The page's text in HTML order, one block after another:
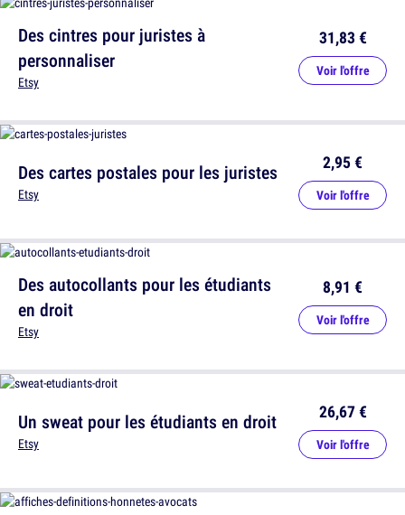
Des cintres pour juristes à
personnaliser
Etsy
31,83 €
Voir l'offre
Des autocollants pour les étudiants
en droit
Etsy
8,91 €
Voir l'offre
Des cartes postales pour les juristes
Etsy
2,95 €
Voir l'offre
Un sweat pour les étudiants en droit
Etsy
26,67 €
Voir l'offre